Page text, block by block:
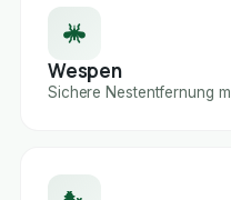
Wespen
Sichere Nestentfernung